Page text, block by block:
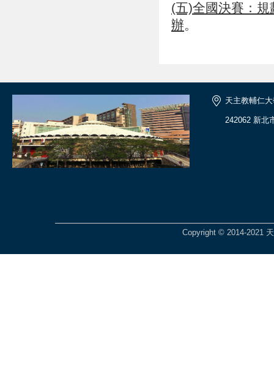
(五)全國決賽：
辦。
天主教輔仁
242062 新北
Copyright © 2014-2021